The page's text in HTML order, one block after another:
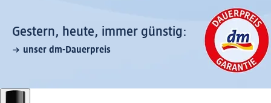
Gestern, heute, immer günstig:
unser dm-Dauerpreis